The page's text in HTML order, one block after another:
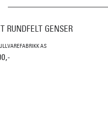
RUNDFELT GENSER
AS